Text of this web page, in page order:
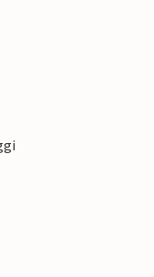
città
e ristoranti di